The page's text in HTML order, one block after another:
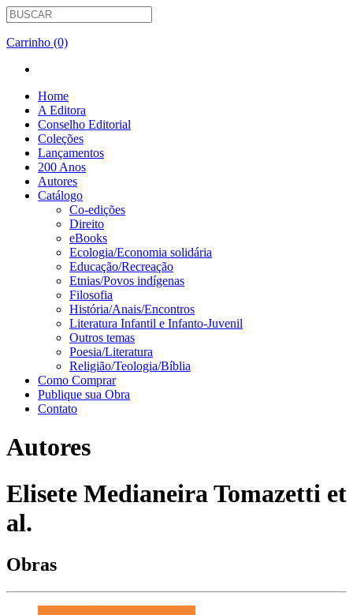
Carrinho (0)
Home
A Editora
Conselho Editorial
Coleções
Lançamentos
200 Anos
Autores
Catálogo
Co-edições
Direito
eBooks
Ecologia/Economia solidária
Educação/Recreação
Etnias/Povos indígenas
Filosofia
História/Anais/Encontros
Literatura Infantil e Infanto-Juvenil
Outros temas
Poesia/Literatura
Religião/Teologia/Bíblia
Como Comprar
Publique sua Obra
Contato
Autores
Elisete Medianeira Tomazetti et
al.
Obras